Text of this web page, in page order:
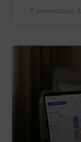
6 noviembre,